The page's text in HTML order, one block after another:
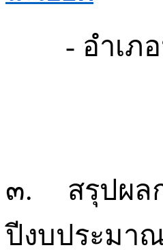
- อำเภ
๓. สรุปผล
ปีงบประมา